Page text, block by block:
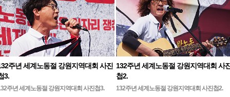
앞 1인시위 진…
주년 세계노동절 강원지역대회 사진
3.
주년 세계노동절 강원지역대회 사진첩3.
132주년 세계노동절 강원지역대회 사
첩2.
132주년 세계노동절 강원지역대회 사진첩2.